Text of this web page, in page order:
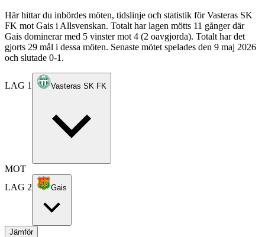
Här hittar du inbördes möten, tidslinje och statistik för Vasteras SK
FK mot Gais i Allsvenskan. Totalt har lagen mötts 11 gånger där
Gais dominerar med 5 vinster mot 4 (2 oavgjorda). Totalt har det
gjorts 29 mål i dessa möten. Senaste mötet spelades den 9 maj 2026
och slutade 0-1.
LAG 1 Vasteras SK FK
MOT
LAG 2
Gais
Jämför